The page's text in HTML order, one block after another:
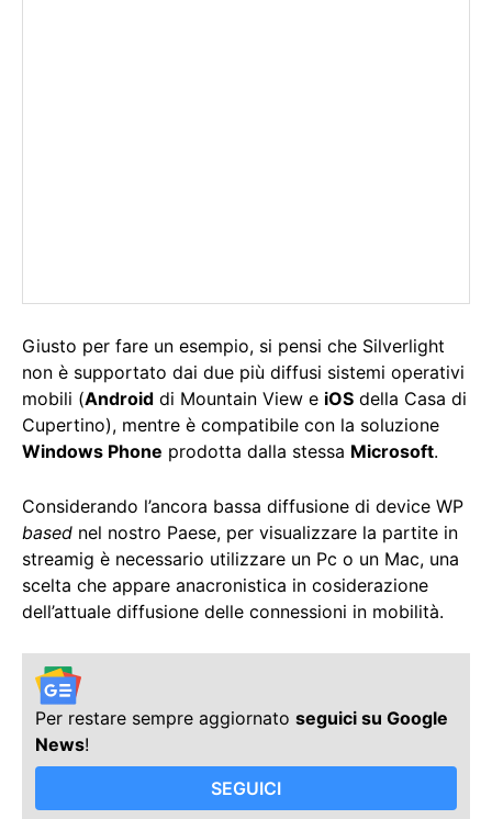
Giusto per fare un esempio, si pensi che Silverlight
non è supportato dai due più diffusi sistemi operativi
mobili (Android di Mountain View e iOS della Casa di
Cupertino), mentre è compatibile con la soluzione
Windows Phone prodotta dalla stessa Microsoft.
Considerando l’ancora bassa diffusione di device WP
based nel nostro Paese, per visualizzare la partite in
streamig è necessario utilizzare un Pc o un Mac, una
scelta che appare anacronistica in cosiderazione
dell’attuale diffusione delle connessioni in mobilità.
Per restare sempre aggiornato seguici su Google
News!
SEGUICI